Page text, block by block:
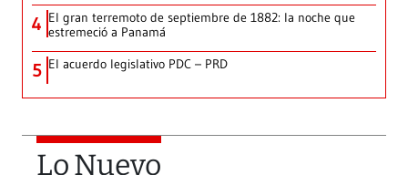
4 El gran terremoto de septiembre de 1882: la noche que
estremeció a Panamá
5 El acuerdo legislativo PDC – PRD
Lo Nuevo